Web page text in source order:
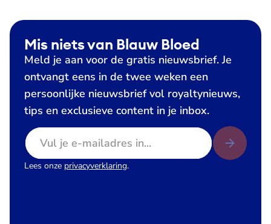
Mis niets van Blauw Bloed
Meld je aan voor de gratis nieuwsbrief. Je
ontvangt eens in de twee weken een
persoonlijke nieuwsbrief vol royaltynieuws,
tips en exclusieve content in je inbox.
E-mailadres
Lees onze privacyverklaring.